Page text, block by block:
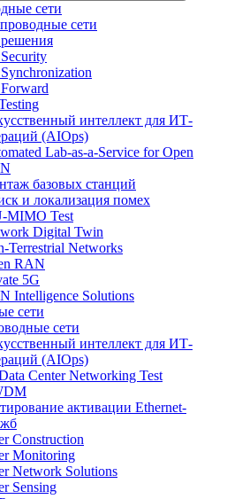
сети
сети
интеллект для ИТ-
(AIOps)
Lab-as-a-Service for Open
базовых станций
и локализация помех
MIMO Test
Digital Twin
Terrestrial Networks
RAN
5G
Intelligence Solutions
сети
сети
интеллект для ИТ-
(AIOps)
Center Networking Test
активации Ethernet-
Construction
Monitoring
Network Solutions
Sensing